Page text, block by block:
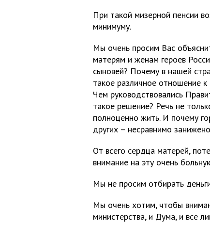
При такой мизерной пенсии
минимуму.
Мы очень просим Вас
матерям и женам героев
сыновей? Почему в нашей
такое различное отношение
Чем руководствовались
такое решение? Речь не
полноценно жить. И почему
других – несравнимо
От всего сердца матерей,
внимание на эту очень
Мы не просим отбирать
Мы очень хотим, чтобы
министерства, и Дума, и все